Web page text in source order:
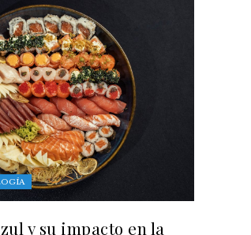
y su impacto en la